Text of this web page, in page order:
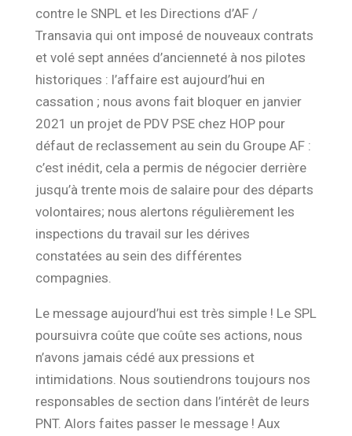
contre le SNPL et les Directions d’AF /
Transavia qui ont imposé de nouveaux contrats
et volé sept années d’ancienneté à nos pilotes
historiques : l’affaire est aujourd’hui en
cassation ; nous avons fait bloquer en janvier
2021 un projet de PDV PSE chez HOP pour
défaut de reclassement au sein du Groupe AF :
c’est inédit, cela a permis de négocier derrière
jusqu’à trente mois de salaire pour des départs
volontaires; nous alertons régulièrement les
inspections du travail sur les dérives
constatées au sein des différentes
compagnies.
Le message aujourd’hui est très simple ! Le SPL
poursuivra coûte que coûte ses actions, nous
n’avons jamais cédé aux pressions et
intimidations. Nous soutiendrons toujours nos
responsables de section dans l’intérêt de leurs
PNT. Alors faites passer le message ! Aux